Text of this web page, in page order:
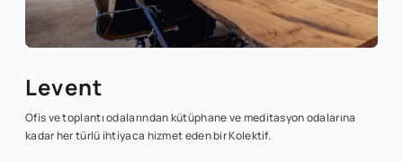
Levent
Ofis ve toplantı odalarından kütüphane ve meditasyon odalarına
kadar her türlü ihtiyaca hizmet eden bir Kolektif.